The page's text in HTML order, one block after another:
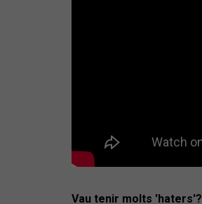
Vau tenir molts 'haters'?